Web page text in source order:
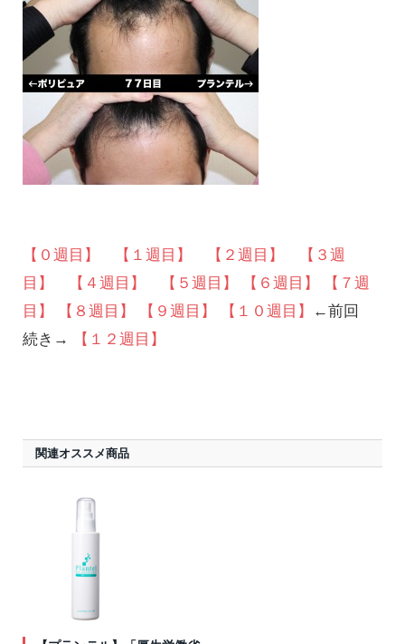
【０週目】 【１週目】 【２週目】
【３週
目】
【４週目】 【５週目】 【６週目】
【７週
目】
【８週目】 【９週目】 【１０週目】
←前回
続き→
【１２週目】
関連オススメ商品